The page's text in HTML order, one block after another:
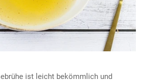
ist leicht bekömmlich und